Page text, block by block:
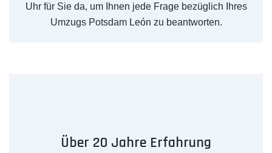
Uhr für Sie da, um Ihnen jede Frage bezüglich Ihres
Umzugs Potsdam León zu beantworten.
Über 20 Jahre Erfahrung